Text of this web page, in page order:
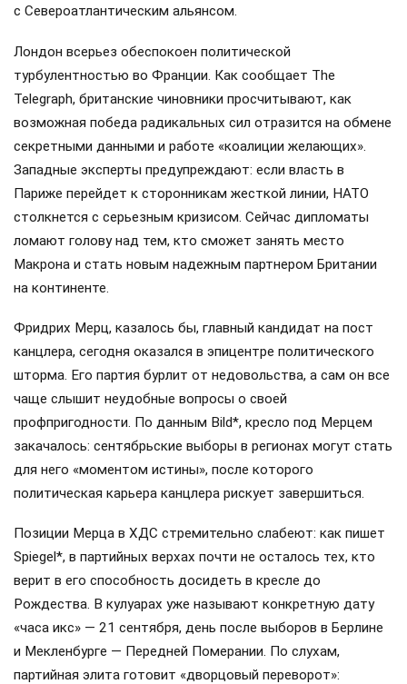
с Североатлантическим альянсом.
Лондон всерьез обеспокоен политической
турбулентностью во Франции. Как сообщает The
Telegraph, британские чиновники просчитывают, как
возможная победа радикальных сил отразится на обмене
секретными данными и работе «коалиции желающих».
Западные эксперты предупреждают: если власть в
Париже перейдет к сторонникам жесткой линии, НАТО
столкнется с серьезным кризисом. Сейчас дипломаты
ломают голову над тем, кто сможет занять место
Макрона и стать новым надежным партнером Британии
на континенте.
Фридрих Мерц, казалось бы, главный кандидат на пост
канцлера, сегодня оказался в эпицентре политического
шторма. Его партия бурлит от недовольства, а сам он все
чаще слышит неудобные вопросы о своей
профпригодности. По данным Bild*, кресло под Мерцем
закачалось: сентябрьские выборы в регионах могут стать
для него «моментом истины», после которого
политическая карьера канцлера рискует завершиться.
Позиции Мерца в ХДС стремительно слабеют: как пишет
Spiegel*, в партийных верхах почти не осталось тех, кто
верит в его способность досидеть в кресле до
Рождества. В кулуарах уже называют конкретную дату
«часа икс» — 21 сентября, день после выборов в Берлине
и Мекленбурге — Передней Померании. По слухам,
партийная элита готовит «дворцовый переворот»: